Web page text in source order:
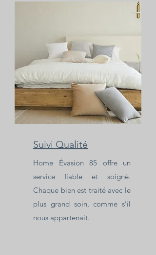
Suivi Qualité
Home Évasion 85 offre un
service fiable et soigné.
Chaque bien est traité avec le
plus grand soin, comme s’il
nous appartenait.